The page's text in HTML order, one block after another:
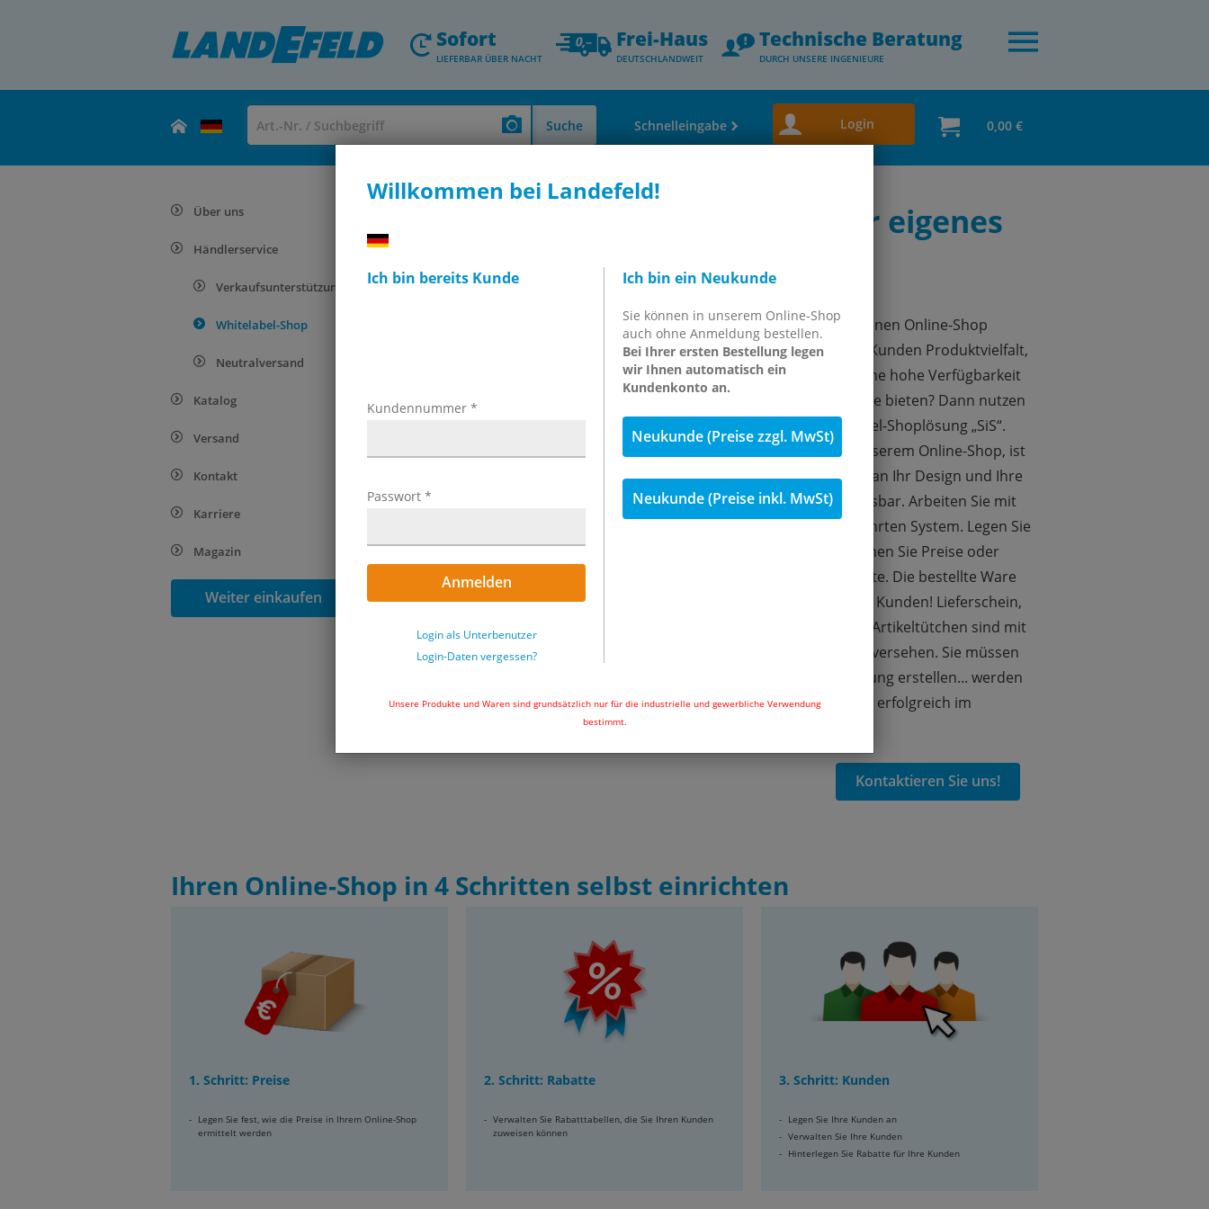
Willkommen bei Landefeld!
Ich bin bereits Kunde
Kundennummer *
Passwort *
Anmelden
Login als Unterbenutzer
Login-Daten vergessen?
Ich bin ein Neukunde
Sie können in unserem Online-Shop
auch ohne Anmeldung bestellen.
Bei Ihrer ersten Bestellung legen
wir Ihnen automatisch ein
Kundenkonto an.
Neukunde (Preise zzgl. MwSt)
Neukunde (Preise inkl. MwSt)
Unsere Produkte und Waren sind grundsätzlich nur für die industrielle und gewerbliche Verwendung
bestimmt.
Sofort
LIEFERBAR ÜBER NACHT
Frei-Haus
DEUTSCHLANDWEIT
Technische Beratung
DURCH UNSERE INGENIEURE
Suche Schnelleingabe Login 0,00 €
Über uns
Händlerservice
Verkaufsunterstützung
Whitelabel-Shop
Neutralversand
Katalog
Versand
Kontakt
Karriere
Magazin
Weiter einkaufen
SiS: Unser Whitelabel-Shop – Ihr eigenes
Online-Business!
Sie wollen Ihren eigenen Online-Shop
eröffnen und Ihren Kunden Produktvielfalt,
Übersichtlichkeit, eine hohe Verfügbarkeit
und 24h-Lieferservice bieten? Dann nutzen
Sie unsere Whitelabel-Shoplösung „SiS“.
Diese basiert auf unserem Online-Shop, ist
jedoch ganz flexibel an Ihr Design und Ihre
Bedingungen anpassbar. Arbeiten Sie mit
einem bereits bewährten System. Legen Sie
Kunden an, bestimmen Sie Preise oder
definieren Sie Rabatte. Die bestellte Ware
geht direkt zu Ihrem Kunden! Lieferschein,
Paketaufkleber und Artikeltütchen sind mit
Ihren Kontaktdaten versehen. Sie müssen
nur noch die Rechnung erstellen... werden
Sie mit unserer Hilfe erfolgreich im
Kontaktieren Sie uns!
Ihren Online-Shop in 4 Schritten selbst einrichten
1. Schritt: Preise
Legen Sie fest, wie die Preise in Ihrem Online-Shop
ermittelt werden
2. Schritt: Rabatte
Verwalten Sie Rabatttabellen, die Sie Ihren Kunden
zuweisen können
3. Schritt: Kunden
Legen Sie Ihre Kunden an
Verwalten Sie Ihre Kunden
Hinterlegen Sie Rabatte für Ihre Kunden